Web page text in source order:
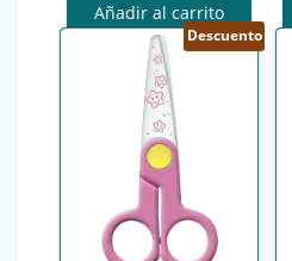
Añadir al carrito
Descuento